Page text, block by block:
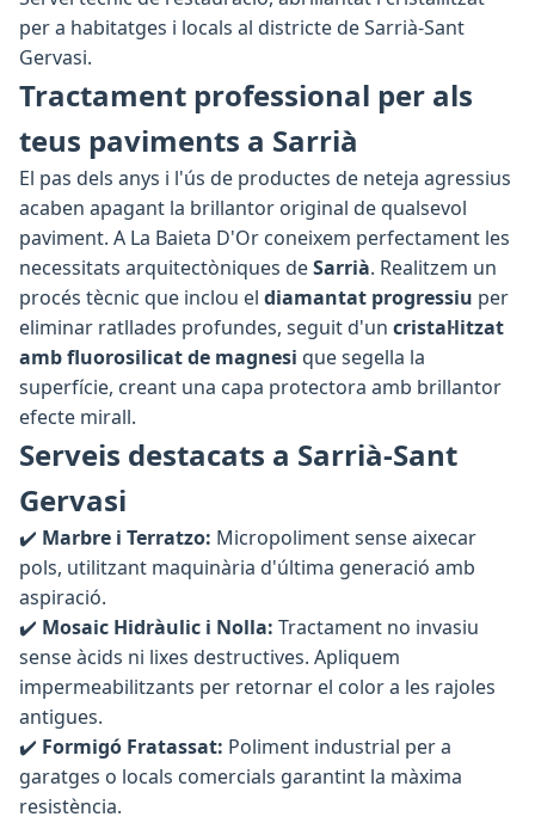
per a habitatges i locals al districte de Sarrià-Sant
Gervasi.
Tractament professional per als
teus paviments a Sarrià
El pas dels anys i l'ús de productes de neteja agressius
acaben apagant la brillantor original de qualsevol
paviment. A La Baieta D'Or coneixem perfectament les
necessitats arquitectòniques deSarrià. Realitzem un
procés tècnic que inclou el diamantat progressiu per
eliminar ratllades profundes, seguit d'un cristal·litzat
amb fluorosilicat de magnesi que segella la
superfície, creant una capa protectora amb brillantor
efecte mirall.
Serveis destacats a Sarrià-Sant
Gervasi
✔️ Marbre i Terratzo: Micropoliment sense aixecar
pols, utilitzant maquinària d'última generació amb
aspiració.
✔️ Mosaic Hidràulic i Nolla: Tractament no invasiu
sense àcids ni lixes destructives. Apliquem
impermeabilitzants per retornar el color a les rajoles
antigues.
✔️ Formigó Fratassat: Poliment industrial per a
garatges o locals comercials garantint la màxima
resistència.